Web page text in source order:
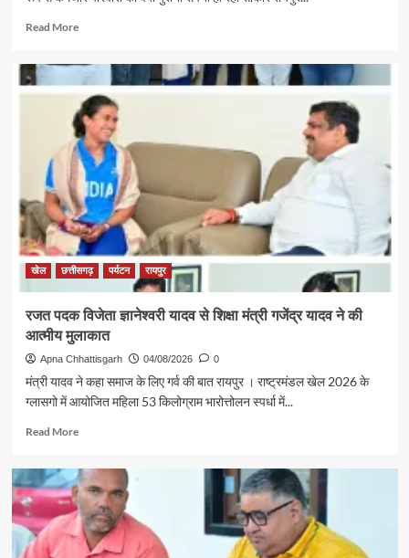
Read MoreRead
पर्यटन
एवं
संस्कृति
मंत्री
श्री
राजेश
अग्रवाल
की
पहल
से
सरगुजा
संभाग
श्रद्धालु
भारत
गौरव
से
रामलला
बाबा
के
दर्शन
के
लिए
रवाना
खेल छत्तीसगढ़ पर्यटन रायपुर
रजत पदक विजेता ज्ञानेश्वरी यादव से शिक्षा मंत्री गजेंद्र यादव ने की
आत्मीय मुलाकात
Apna Chhattisgarh 04/08/2026 0
मंत्री यादव ने कहा समाज के लिए गर्व की बात रायपुर । राष्ट्रमंडल खेल 2026 के
ग्लासगो में आयोजित महिला 53 किलोग्राम भारोत्तोलन स्पर्धा में...
Read MoreRead
रजत
पदक
विजेता
ज्ञानेश्वरी
यादव